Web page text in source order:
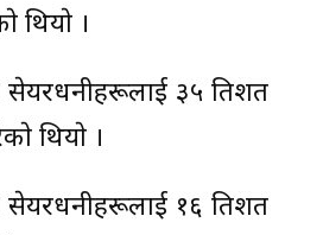
थियाे ।
३५ प्रतिशत
थियाे ।
१६ प्रतिशत